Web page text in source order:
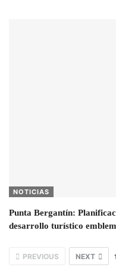
NOTICIAS
Punta Bergantín:
desarrollo turístico
PREVIOUS NEXT 1